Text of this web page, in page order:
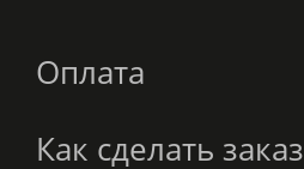
Оплата
Как сделать заказ